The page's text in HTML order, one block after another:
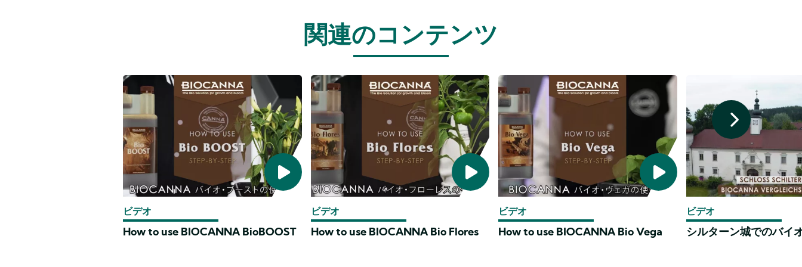
関連のコンテンツ
ビデオ
How to use BIOCANNA BioBOOST
ビデオ
How to use BIOCANNA Bio Flores
ビデオ
How to use BIOCANNA Bio Vega
ビデオ
シルターン城でのバイ